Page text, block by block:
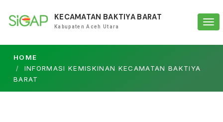
KECAMATAN BAKTIYA BARAT
Kabupaten Aceh Utara
HOME
INFORMASI KEMISKINAN KECAMATAN BAKTIYA
BARAT